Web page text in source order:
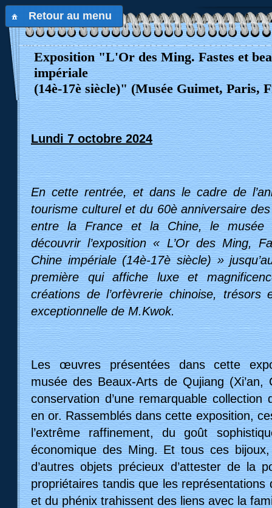
Retour au menu
Exposition "L'Or des Ming. Fastes et
impériale
(14è-17è siècle)" (Musée Guimet, Paris,
Lundi 7 octobre 2024
En cette rentrée, et dans le cadre de
tourisme culturel et du 60è anniversaire
entre la France et la Chine, le musée
découvrir l’exposition « L’Or des Ming,
Chine impériale (14è-17è siècle) »
première qui affiche luxe et
créations de l’orfèvrerie chinoise, trésors
exceptionnelle de M.Kwok.
Les œuvres présentées dans cette
musée des Beaux-Arts de Qujiang (Xi’an,
conservation d’une remarquable
en or. Rassemblés dans cette exposition,
l’extrême raffinement, du goût
économique des Ming. Et tous ces
d’autres objets précieux d’attester de la
propriétaires tandis que les
et du phénix trahissent des liens avec la